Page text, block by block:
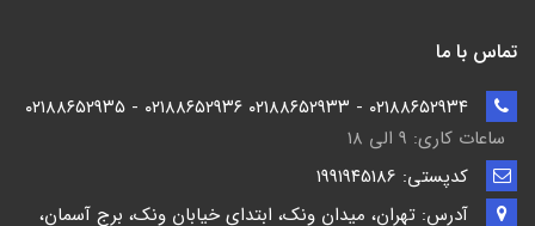
تماس با ما
ساعات کاری: ۹ الی ۱۸
کدپستی: ۱۹۹۱۹۴5186
آدرس: تهران، میدان ونک، ابتدای خیابان ونک، برج آسمان،